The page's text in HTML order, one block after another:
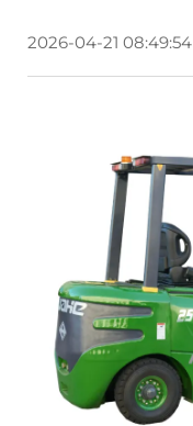
2026-04-21 08:49:54